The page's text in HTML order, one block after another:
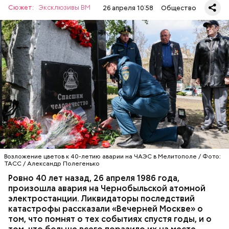
Сюжет: Эксклюзивы ВМ 26 апреля 10:58 Общество
Возложение цветов к 40-летию аварии на ЧАЭС в Мелитополе / Фото:
ТАСС / Александр Полегенько
Ровно 40 лет назад, 26 апреля 1986 года,
произошла авария на Чернобыльской атомной
электростанции. Ликвидаторы последствий
катастрофы рассказали «Вечерней Москве» о
том, что помнят о тех событиях спустя годы, и о
Специалист гражданской обороны Московского
авиацентра Владимир Макеев в 1986 году служил в
Киеве в отдельном механизированном полку
гражданской обороны. На тот момент, когда
произошла авария на Чернобыльской атомной
станции, ему было 26 лет.
АВАРИИ ЧЕРНОБЫЛЬ ИСТОРИЯ
Как гласит предание, совершая паломничество в
Иерусалим, Николай Чудотворец по просьбе
отчаявшихся путников молитвой успокоил
разбушевавшееся море.
А еще, удержав меч палача, святой Николай спас от
смерти трех мужей, невинно осужденных
корыстолюбивым градоначальником.